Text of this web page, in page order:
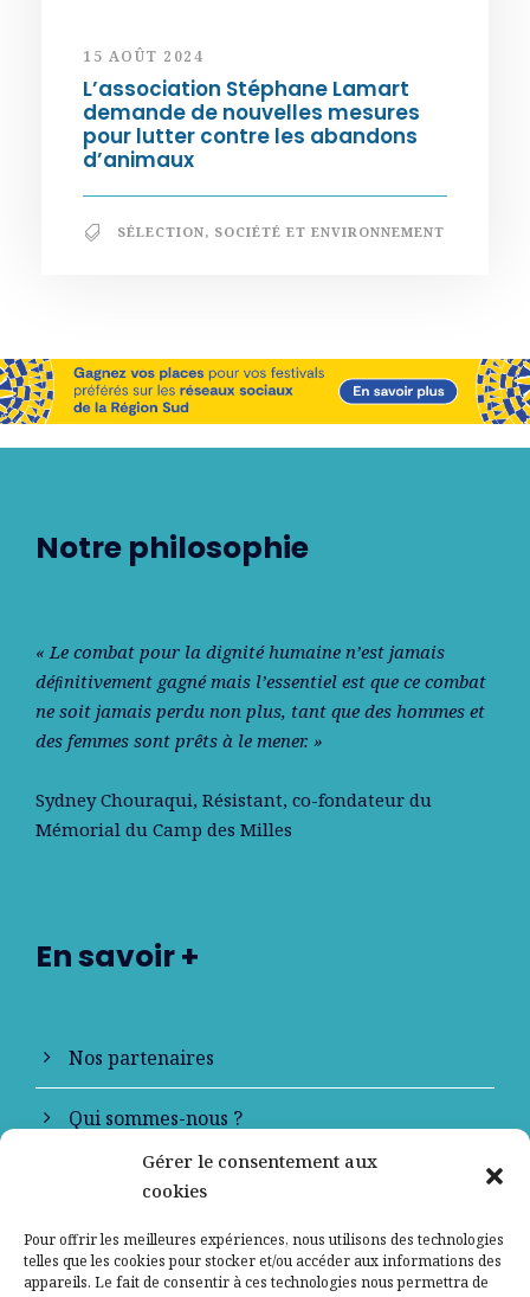
Gérer le consentement aux
cookies
Pour offrir les meilleures expériences, nous utilisons des technologies
telles que les cookies pour stocker et/ou accéder aux informations des
appareils. Le fait de consentir à ces technologies nous permettra de
15 AOÛT 2024
L’association Stéphane Lamart
demande de nouvelles mesures
pour lutter contre les abandons
d’animaux
SÉLECTION, SOCIÉTÉ ET ENVIRONNEMENT
Notre philosophie
« Le combat pour la dignité humaine n’est jamais
déﬁnitivement gagné mais l’essentiel est que ce combat
ne soit jamais perdu non plus, tant que des hommes et
des femmes sont prêts à le mener. »
Sydney Chouraqui, Résistant, co-fondateur du
Mémorial du Camp des Milles
En savoir +
Nos partenaires
Qui sommes-nous ?
Contactez-nous
Mentions légales